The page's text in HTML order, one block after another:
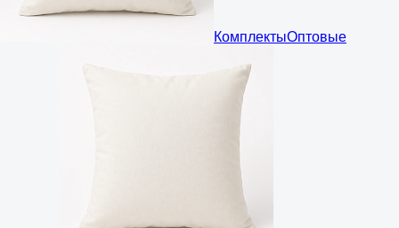
КомплектыОптовые